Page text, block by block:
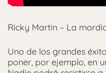
Ricky Martin – La
Uno de los grandes
poner, por ejemplo, en